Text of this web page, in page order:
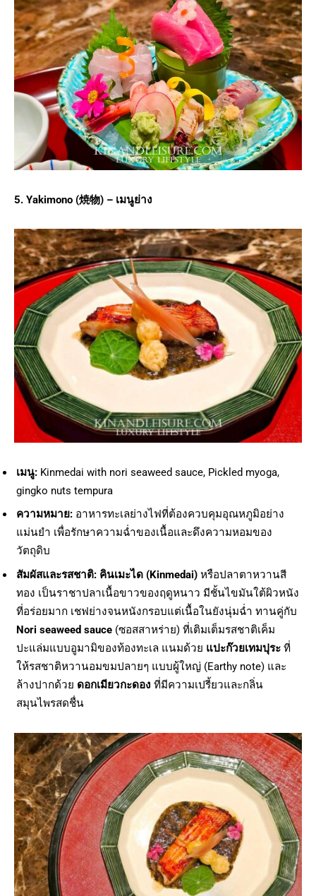
5. Yakimono (焼物) – เมนูย่าง
เมนู: Kinmedai with nori seaweed sauce, Pickled myoga,
gingko nuts tempura
ความหมาย: อาหารทะเลย่างไฟที่ต้องควบคุมอุณหภูมิอย่าง
แม่นยำ เพื่อรักษาความฉ่ำของเนื้อและดึงความหอมของ
วัตถุดิบ
สัมผัสและรสชาติ: คินเมะได (Kinmedai) หรือปลาตาหวานสี
ทอง เป็นราชาปลาเนื้อขาวของฤดูหนาว มีชั้นไขมันใต้ผิวหนัง
ที่อร่อยมาก เชฟย่างจนหนังกรอบแต่เนื้อในยังนุ่มฉ่ำ ทานคู่กับ
Nori seaweed sauce (ซอสสาหร่าย) ที่เติมเต็มรสชาติเค็ม
ปะแล่มแบบอูมามิของท้องทะเล แนมด้วย แปะก๊วยเทมปุระ ที่
ให้รสชาติหวานอมขมปลายๆ แบบผู้ใหญ่ (Earthy note) และ
ล้างปากด้วย ดอกเมียวกะดอง ที่มีความเปรี้ยวและกลิ่น
สมุนไพรสดชื่น